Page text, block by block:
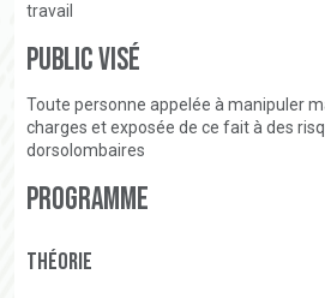
travail
Public visé
Toute personne appelée à manipuler
charges et exposée de ce fait à des
dorsolombaires
Programme
THÉORIE